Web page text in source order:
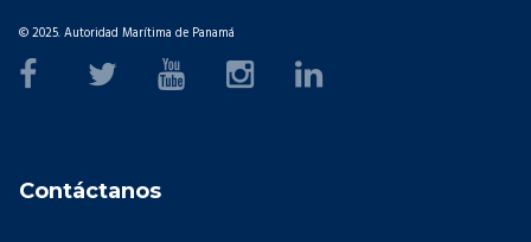
© 2025. Autoridad Marítima de Panamá
Contáctanos